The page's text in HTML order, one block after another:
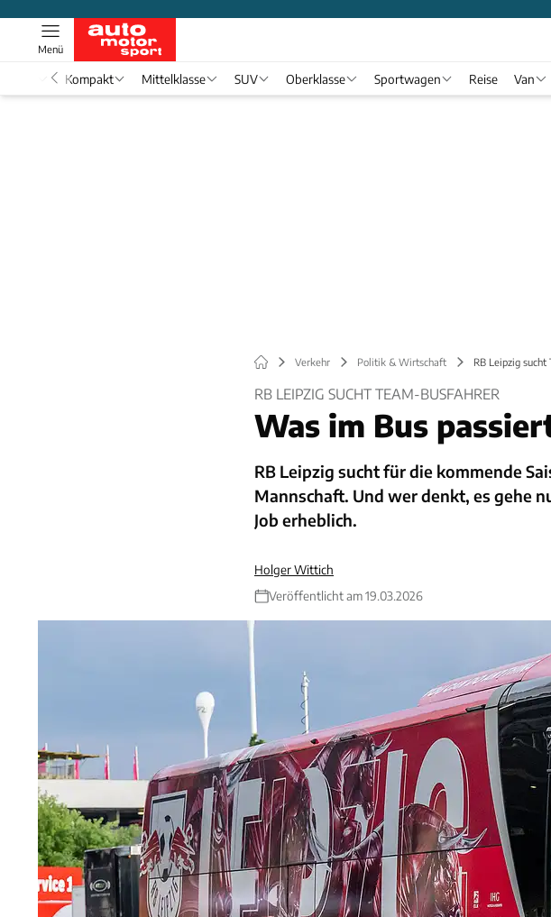
Menü
Kompakt Mittelklasse SUV Oberklasse Sportwagen Reise Van
Verkehr Politik & Wirtschaft RB Leipzig
RB LEIPZIG SUCHT TEAM-BUSFAHRER
Was im Bus
RB Leipzig sucht für die kommende
Mannschaft. Und wer denkt, es gehe
Job erheblich.
Holger Wittich
Veröffentlicht am 19.03.2026